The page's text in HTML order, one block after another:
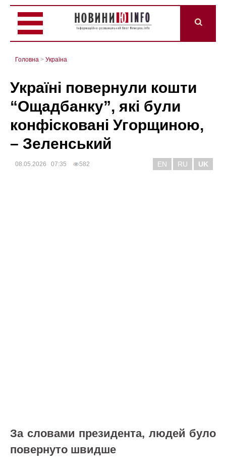
Головна > Україна
Україні повернули кошти
“Ощадбанку”, які були
конфісковані Угорщиною,
– Зеленський
08.05.2026 07:35 582 EN RU UK
За словами президента, людей було
повернуто швидше